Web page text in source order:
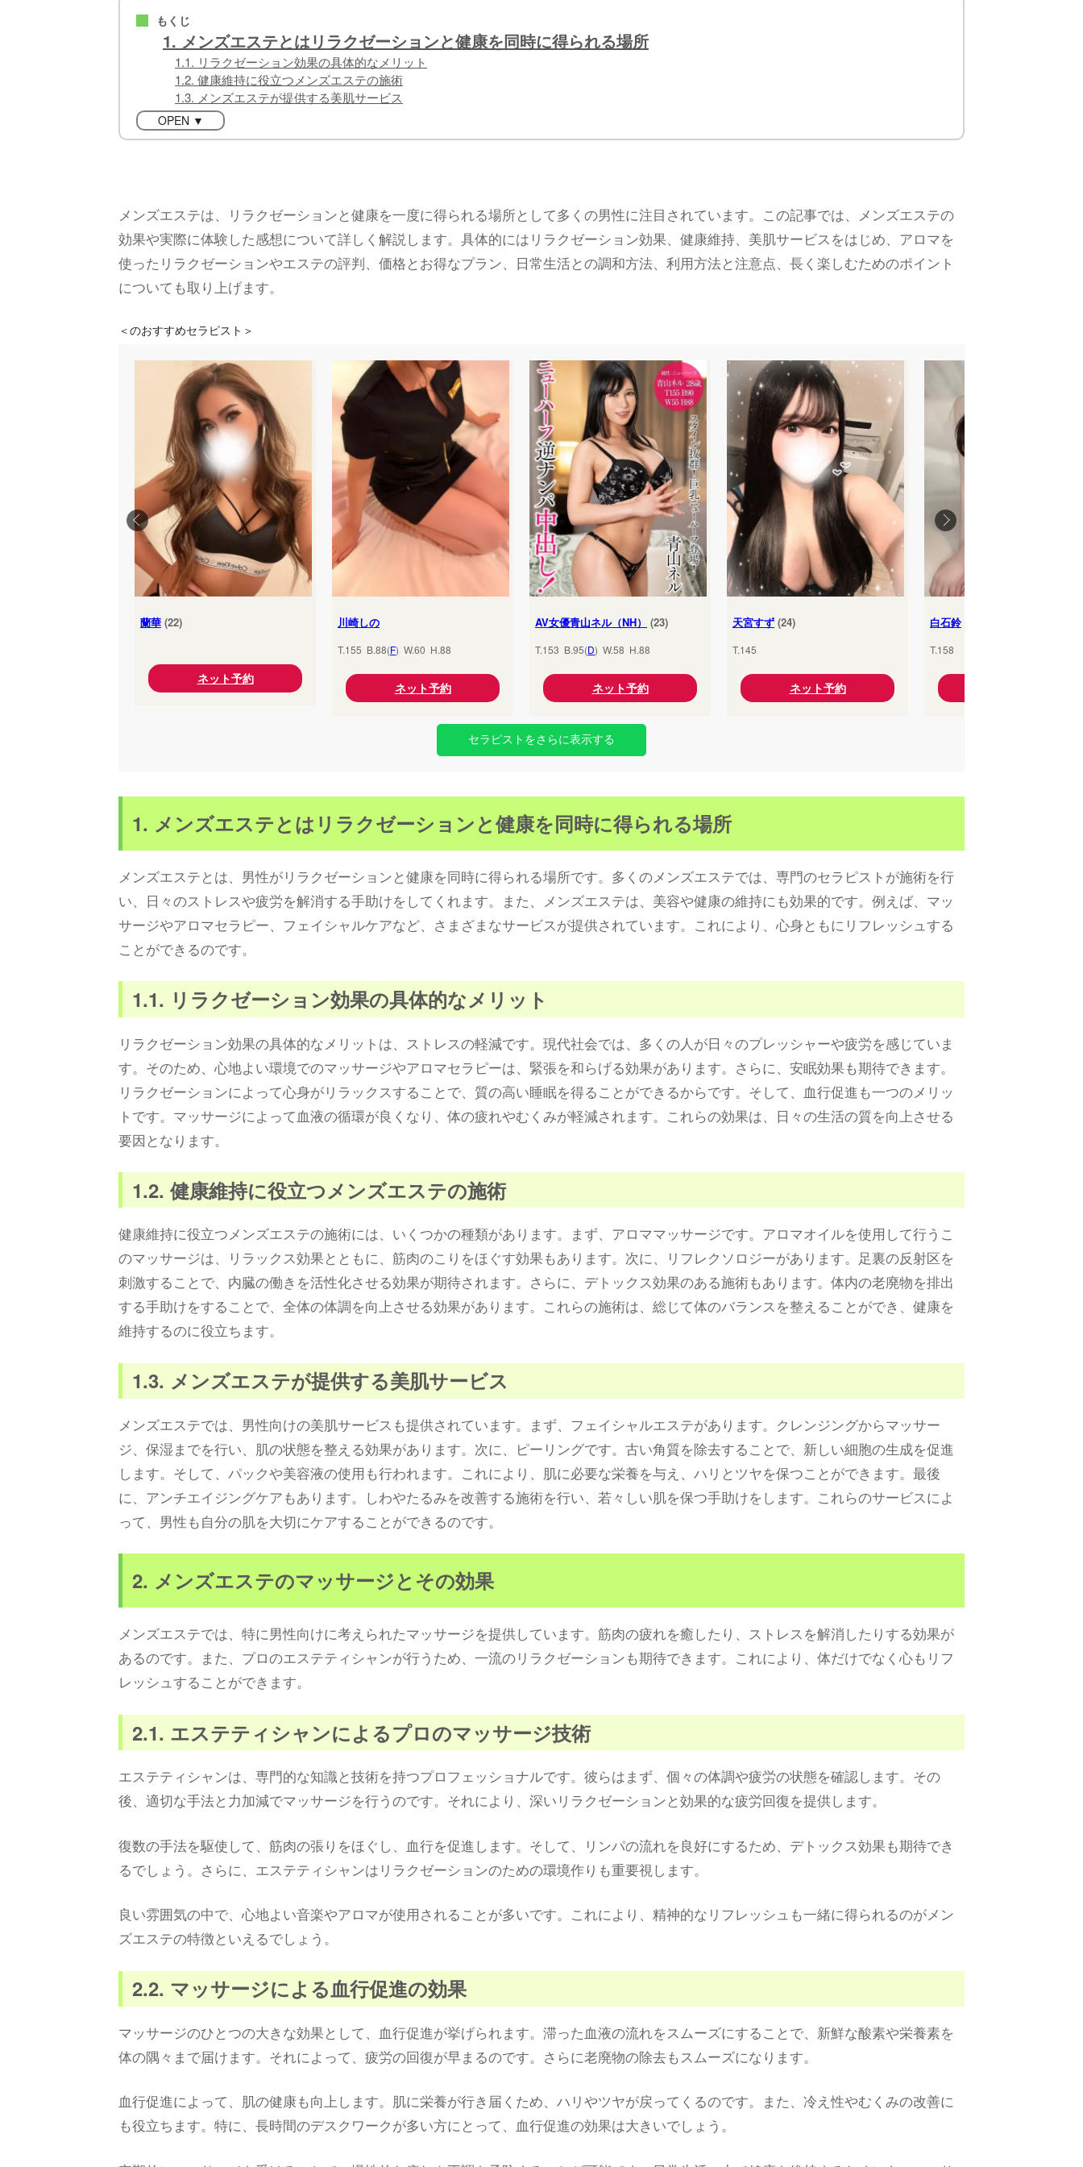
■ もくじ
1. メンズエステとはリラクゼーションと健康を同時に得られる場所
1.1. リラクゼーション効果の具体的なメリット
1.2. 健康維持に役立つメンズエステの施術
1.3. メンズエステが提供する美肌サービス
OPEN ▼
メンズエステは、リラクゼーションと健康を一度に得られる場所として多くの男性に注目されています。この記事では、メンズエステの
効果や実際に体験した感想について詳しく解説します。具体的にはリラクゼーション効果、健康維持、美肌サービスをはじめ、アロマを
使ったリラクゼーションやエステの評判、価格とお得なプラン、日常生活との調和方法、利用方法と注意点、長く楽しむためのポイント
についても取り上げます。
＜のおすすめセラピスト＞
蘭華 (22)
ネット予約
川崎しの
T.155 B.88(F) W.60 H.88
ネット予約
AV女優青山ネル（NH） (23)
T.153 B.95(D) W.58 H.88
ネット予約
天宮すず (24)
T.145
ネット予約
白石鈴(25)
T.158
セラピストをさらに表示する
1. メンズエステとはリラクゼーションと健康を同時に得られる場所
メンズエステとは、男性がリラクゼーションと健康を同時に得られる場所です。多くのメンズエステでは、専門のセラピストが施術を行
い、日々のストレスや疲労を解消する手助けをしてくれます。また、メンズエステは、美容や健康の維持にも効果的です。例えば、マッ
サージやアロマセラピー、フェイシャルケアなど、さまざまなサービスが提供されています。これにより、心身ともにリフレッシュする
ことができるのです。
1.1. リラクゼーション効果の具体的なメリット
リラクゼーション効果の具体的なメリットは、ストレスの軽減です。現代社会では、多くの人が日々のプレッシャーや疲労を感じていま
す。そのため、心地よい環境でのマッサージやアロマセラピーは、緊張を和らげる効果があります。さらに、安眠効果も期待できます。
リラクゼーションによって心身がリラックスすることで、質の高い睡眠を得ることができるからです。そして、血行促進も一つのメリッ
トです。マッサージによって血液の循環が良くなり、体の疲れやむくみが軽減されます。これらの効果は、日々の生活の質を向上させる
要因となります。
1.2. 健康維持に役立つメンズエステの施術
健康維持に役立つメンズエステの施術には、いくつかの種類があります。まず、アロママッサージです。アロマオイルを使用して行うこ
のマッサージは、リラックス効果とともに、筋肉のこりをほぐす効果もあります。次に、リフレクソロジーがあります。足裏の反射区を
刺激することで、内臓の働きを活性化させる効果が期待されます。さらに、デトックス効果のある施術もあります。体内の老廃物を排出
する手助けをすることで、全体の体調を向上させる効果があります。これらの施術は、総じて体のバランスを整えることができ、健康を
維持するのに役立ちます。
1.3. メンズエステが提供する美肌サービス
メンズエステでは、男性向けの美肌サービスも提供されています。まず、フェイシャルエステがあります。クレンジングからマッサー
ジ、保湿までを行い、肌の状態を整える効果があります。次に、ピーリングです。古い角質を除去することで、新しい細胞の生成を促進
します。そして、パックや美容液の使用も行われます。これにより、肌に必要な栄養を与え、ハリとツヤを保つことができます。最後
に、アンチエイジングケアもあります。しわやたるみを改善する施術を行い、若々しい肌を保つ手助けをします。これらのサービスによ
って、男性も自分の肌を大切にケアすることができるのです。
2. メンズエステのマッサージとその効果
メンズエステでは、特に男性向けに考えられたマッサージを提供しています。筋肉の疲れを癒したり、ストレスを解消したりする効果が
あるのです。また、プロのエステティシャンが行うため、一流のリラクゼーションも期待できます。これにより、体だけでなく心もリフ
レッシュすることができます。
2.1. エステティシャンによるプロのマッサージ技術
エステティシャンは、専門的な知識と技術を持つプロフェッショナルです。彼らはまず、個々の体調や疲労の状態を確認します。その
後、適切な手法と力加減でマッサージを行うのです。それにより、深いリラクゼーションと効果的な疲労回復を提供します。
復数の手法を駆使して、筋肉の張りをほぐし、血行を促進します。そして、リンパの流れを良好にするため、デトックス効果も期待でき
るでしょう。さらに、エステティシャンはリラクゼーションのための環境作りも重要視します。
良い雰囲気の中で、心地よい音楽やアロマが使用されることが多いです。これにより、精神的なリフレッシュも一緒に得られるのがメン
ズエステの特徴といえるでしょう。
2.2. マッサージによる血行促進の効果
マッサージのひとつの大きな効果として、血行促進が挙げられます。滞った血液の流れをスムーズにすることで、新鮮な酸素や栄養素を
体の隅々まで届けます。それによって、疲労の回復が早まるのです。さらに老廃物の除去もスムーズになります。
血行促進によって、肌の健康も向上します。肌に栄養が行き届くため、ハリやツヤが戻ってくるのです。また、冷え性やむくみの改善に
も役立ちます。特に、長時間のデスクワークが多い方にとって、血行促進の効果は大きいでしょう。